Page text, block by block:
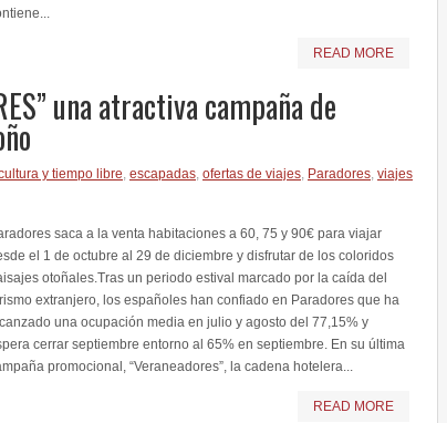
READ MORE
una atractiva campaña de
y tiempo libre, escapadas, ofertas de viajes, Paradores, viajes
saca a la venta habitaciones a 60, 75 y 90€ para viajar
el 1 de octubre al 29 de diciembre y disfrutar de los coloridos
otoñales.Tras un periodo estival marcado por la caída del
extranjero, los españoles han confiado en Paradores que ha
una ocupación media en julio y agosto del 77,15% y
cerrar septiembre entorno al 65% en septiembre. En su última
promocional, “Veraneadores”, la cadena hotelera...
READ MORE